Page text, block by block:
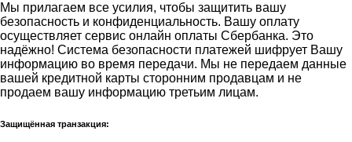
Мы прилагаем все усилия, чтобы защитить вашу
безопасность и конфиденциальность. Вашу оплату
осуществляет сервис онлайн оплаты Сбербанка. Это
надёжно! Система безопасности платежей шифрует Вашу
информацию во время передачи. Мы не передаем данные
вашей кредитной карты сторонним продавцам и не
продаем вашу информацию третьим лицам.
Защищённая транзакция: